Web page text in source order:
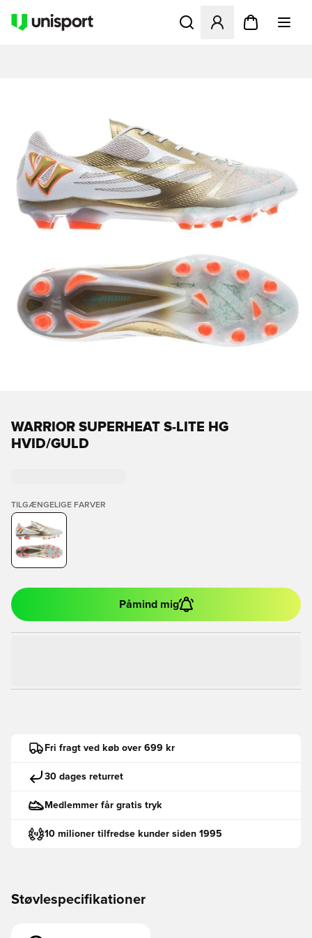
Åbner en Modal til at
WARRIOR SUPERHEAT S-LITE HG
HVID/GULD
TILGÆNGELIGE FARVER
Påmind mig
Fri fragt ved køb over 699 kr
30 dages returret
Medlemmer får gratis tryk
10 milioner tilfredse kunder siden 1995
Støvlespecifikationer